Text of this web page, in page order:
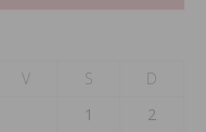
V S
D
1
2